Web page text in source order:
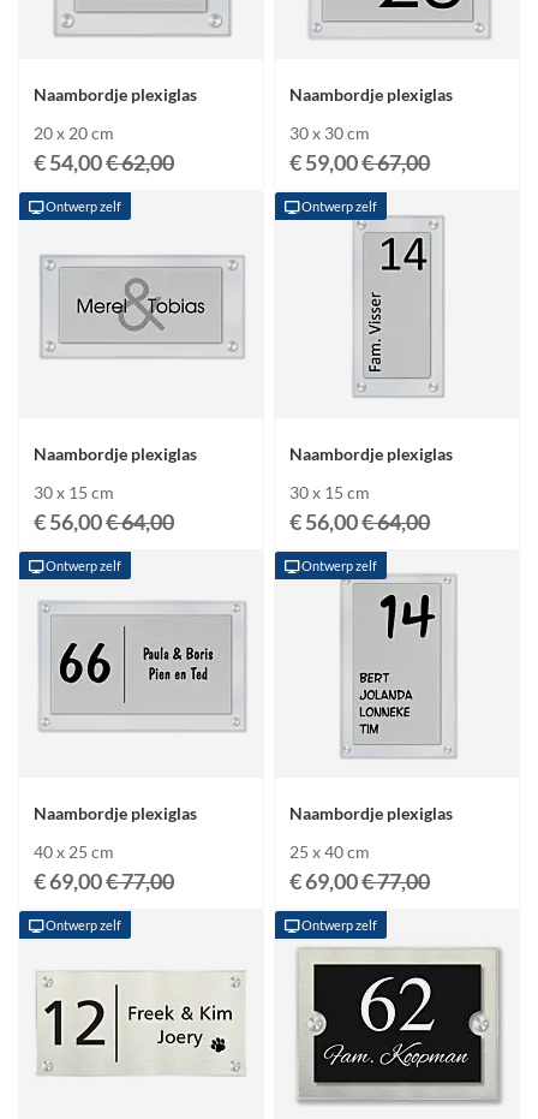
Naambordje plexiglas
20 x 20 cm
€ 54,00€ 62,00
Naambordje plexiglas
30 x 30 cm
€ 59,00€ 67,00
Ontwerp zelf
Naambordje plexiglas
30 x 15 cm
€ 56,00€ 64,00
Ontwerp zelf
Naambordje plexiglas
30 x 15 cm
€ 56,00€ 64,00
Ontwerp zelf
Naambordje plexiglas
40 x 25 cm
€ 69,00€ 77,00
Ontwerp zelf
Naambordje plexiglas
25 x 40 cm
€ 69,00€ 77,00
Ontwerp zelf Ontwerp zelf